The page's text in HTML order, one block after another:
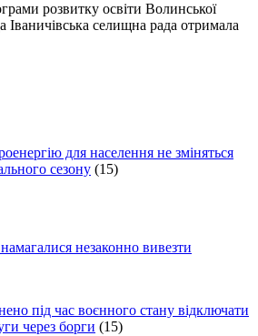
розвитку освіти Волинської
Іваничівська селищна рада отримала
для населення не зміняться
сезону (15)
незаконно вивезти
під час воєнного стану відключати
через борги (15)